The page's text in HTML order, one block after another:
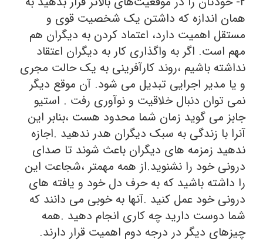
همان اندازه که داشتن یک شخصیت قوی و
مستقل اهمیت دارد، اعتماد کردن به دیگران هم
مهم است. اگر به واگذاری کار به دیگران اعتقاد
نداشته باشیم ،روند کارآفرینی به یک حالت مجری
و یا مدیر اجرایی تبدیل می شود. آن موقع دیگر
نمی توان دنبال خلاقیت و نوآوری رفت . استیو
جابز می گوید زمان شما محدود هست ،بنابر این
آنرا با زندگی به سبک دیگران هدر ندهید .اجازه
ندهید زمزمه های دیگران باعث شوند تا صدای
درونی خود را نشنوید.از همه مهمتر ،شجاعت این
را داشته باشید که به حرف دل خود و یافته های
درونی خود عمل کنید .آنها به خوبی می دانند که
شما دوست دارید چه کاری انجام دهید .همه
چیزهای دیگر در درجه دوم اهمیت قرار دارند.